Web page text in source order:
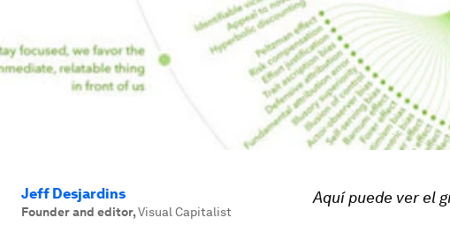
Jeff Desjardins
Founder and editor,Visual Capitalist
Aquí puede ver el